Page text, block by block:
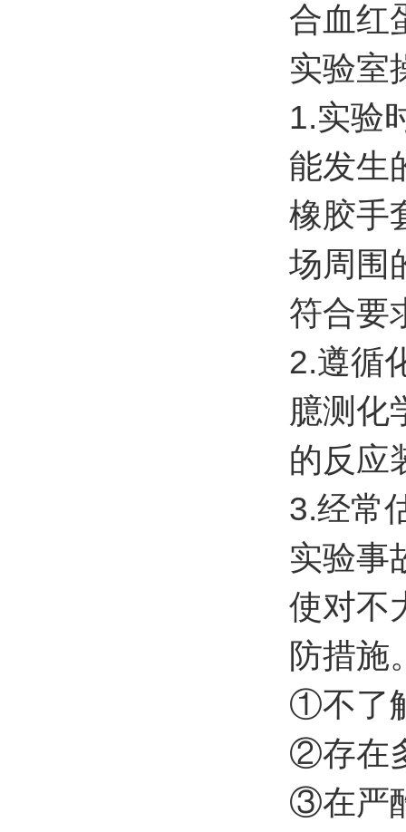
合血红
实验室
1.实验
能发生
橡胶手
场周围
符合要
2.遵循
臆测化
的反应
3.经常
实验事
使对不
防措施
①不了
②存在
③在严